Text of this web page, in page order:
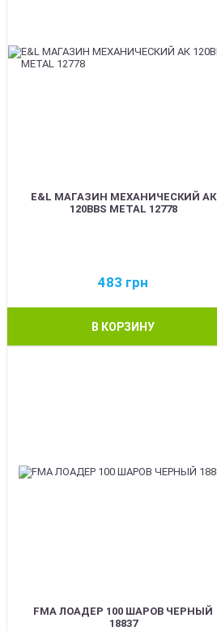
E&L МАГАЗИН МЕХАНИЧЕСКИЙ АК
120BBS METAL 12778
483 грн
В КОРЗИНУ
FMA ЛОАДЕР 100 ШАРОВ ЧЕРНЫЙ
18837